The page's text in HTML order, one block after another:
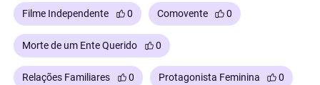
Filme Independente 0 Comovente 0
Morte de um Ente Querido 0
Relações Familiares 0 Protagonista Feminina 0